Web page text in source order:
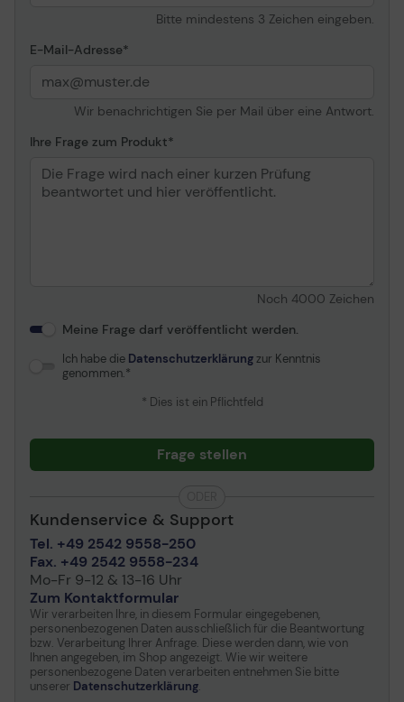
Bitte mindestens 3 Zeichen eingeben.
E-Mail-Adresse
Wir benachrichtigen Sie per Mail über eine Antwort.
Ihre Frage zum Produkt
Noch 4000 Zeichen
Meine Frage darf veröffentlicht werden.
Ich habe die Datenschutzerklärungzur Kenntnis
genommen.
* Dies ist ein Pflichtfeld
Frage stellen
Kundenservice & Support
Tel. +49 2542 9558-250
Fax. +49 2542 9558-234
Mo-Fr 9-12 & 13-16 Uhr
Zum Kontaktformular
Wir verarbeiten Ihre, in diesem Formular eingegebenen,
personenbezogenen Daten ausschließlich für die Beantwortung
bzw. Verarbeitung Ihrer Anfrage. Diese werden dann, wie von
Ihnen angegeben, im Shop angezeigt. Wie wir weitere
personenbezogene Daten verarbeiten entnehmen Sie bitte
unserer Datenschutzerklärung.